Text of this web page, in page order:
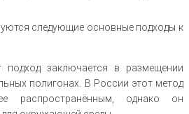
следующие основные подходы к
подход заключается в размещении
полигонах. В России этот метод
распространённым, однако он